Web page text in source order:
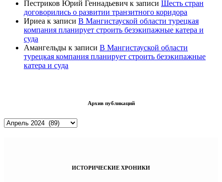
Пестриков Юрий Геннадьевич к записи Шесть стран
договорились о развитии транзитного коридора
Ириеа к записи В Мангистауской области турецкая
компания планирует строить безэкипажные катера и
суда
Амангельды к записи В Мангистауской области
турецкая компания планирует строить безэкипажные
катера и суда
Архив публикаций
Архив
ИСТОРИЧЕСКИЕ ХРОНИКИ